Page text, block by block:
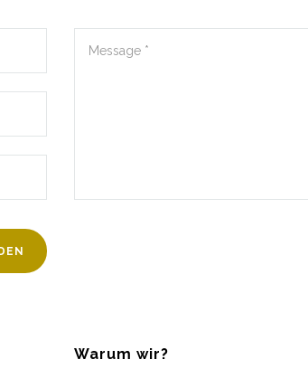
Warum wir?